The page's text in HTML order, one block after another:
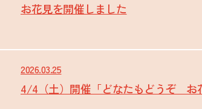
お花見を開催しました
2026.03.25
4/4（土）開催「どなたもどうぞ お